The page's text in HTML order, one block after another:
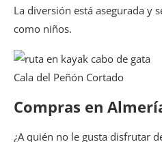
La diversión está asegurada y
como niños.
Cala del Peñón Cortado
Compras en
¿A quién no le gusta disfrutar